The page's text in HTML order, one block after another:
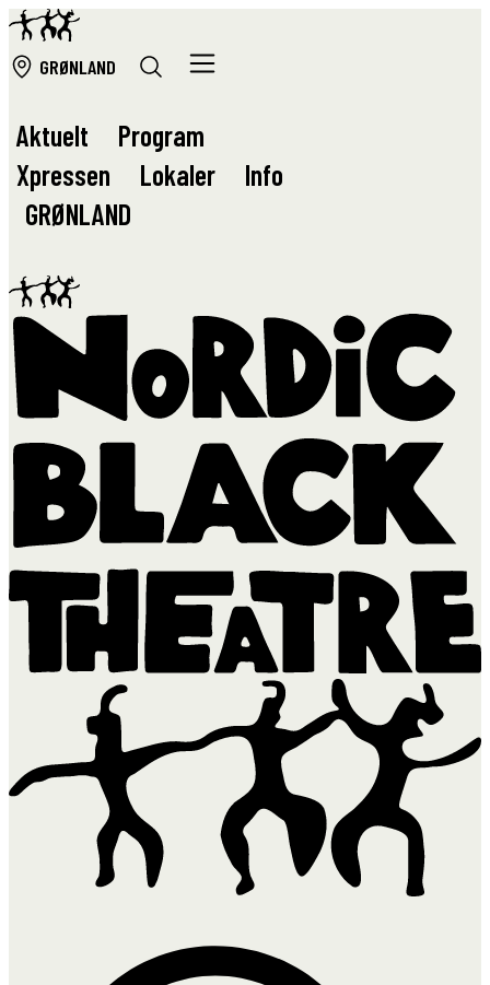
GRØNLAND
Aktuelt
Program
Xpressen
Lokaler
Info
GRØNLAND